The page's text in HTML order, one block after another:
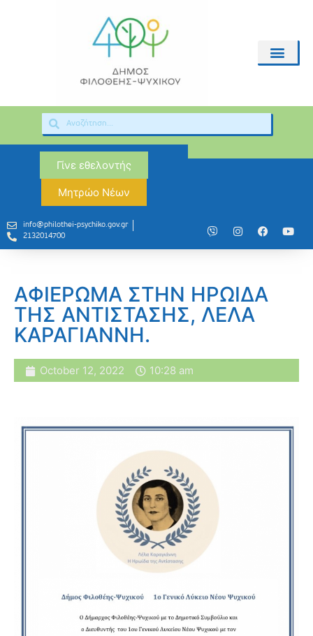
Γίνε εθελοντής
Μητρώο Νέων
info@philothei-psychiko.gov.gr
2132014700
ΑΦΙΕΡΩΜΑ ΣΤΗΝ ΗΡΩΙΔΑ
ΤΗΣ ΑΝΤΙΣΤΑΣΗΣ, ΛΕΛΑ
ΚΑΡΑΓΙΑΝΝΗ.
October 12, 2022 10:28 am